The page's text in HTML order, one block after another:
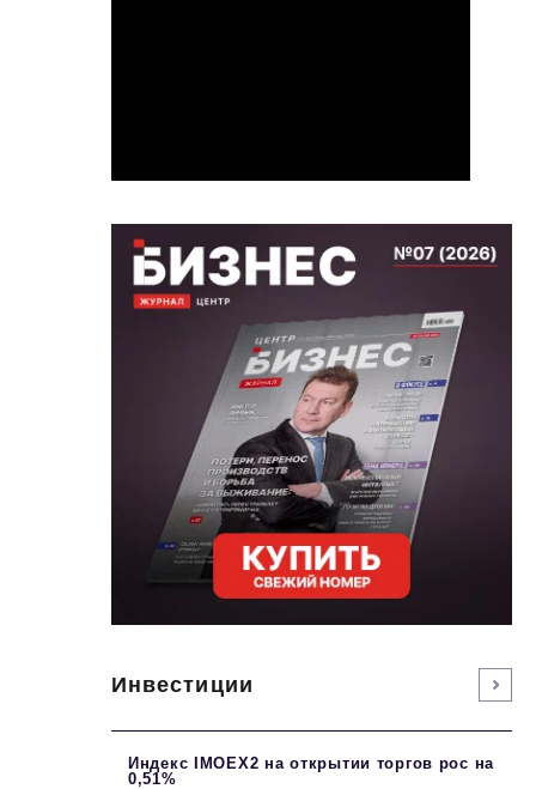
Инвестиции
Индекс IMOEX2 на открытии торгов рос на
0,51%